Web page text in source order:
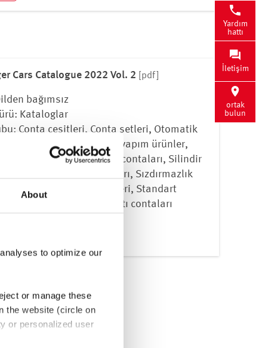
About
to optimize our
or manage these
the website (circle on
or personalized user
Cars Catalogue 2022 Vol. 2 [pdf]
bağımsız
Kataloglar
Conta çeşitleri, Conta setleri, Otomatik
Özel contalar, Özel yapım ürünler,
keçeleri, Silindir kafası contaları, Silindir
Sızdırmazlık bantları, Sızdırmazlık
Sızdırmazlık malzemeleri, Standart
Supap kapakları, Valf şaftı contaları
Yardım
hattı
İletişim
ortak
bulun